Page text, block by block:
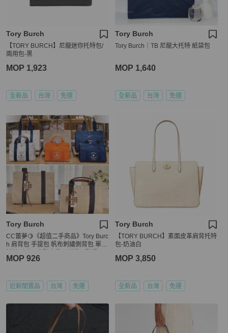
Tory Burch
【TORY BURCH】尼龍迷你托特包/
兩用包-黑
MOP 1,923
全新品 台灣 免運
Tory Burch
Tory Burch｜TB 尼龍大托特 紙袋包
MOP 1,640
全新品 台灣 免運
Tory Burch
CC蕾夢🍋《超值二手商品》Tory Burc
h 肩背包 手提包 帆布刺繡側背包 單肩
照）
MOP 926
近新閒置品 台灣 免運
Tory Burch
【TORY BURCH】素面皮革肩背托特
包-奶油白
MOP 3,850
全新品 台灣 免運